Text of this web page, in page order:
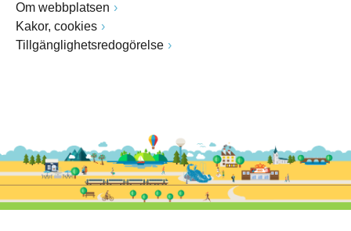
Om webbplatsen
Kakor, cookies
Tillgänglighetsredogörelse